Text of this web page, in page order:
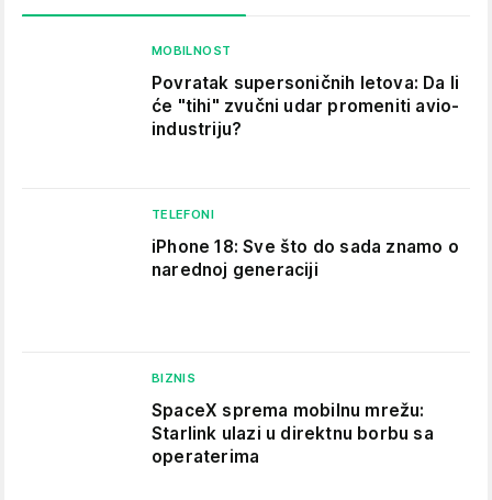
MOBILNOST
Povratak supersoničnih letova: Da li
će "tihi" zvučni udar promeniti avio-
industriju?
TELEFONI
iPhone 18: Sve što do sada znamo o
narednoj generaciji
BIZNIS
SpaceX sprema mobilnu mrežu:
Starlink ulazi u direktnu borbu sa
operaterima